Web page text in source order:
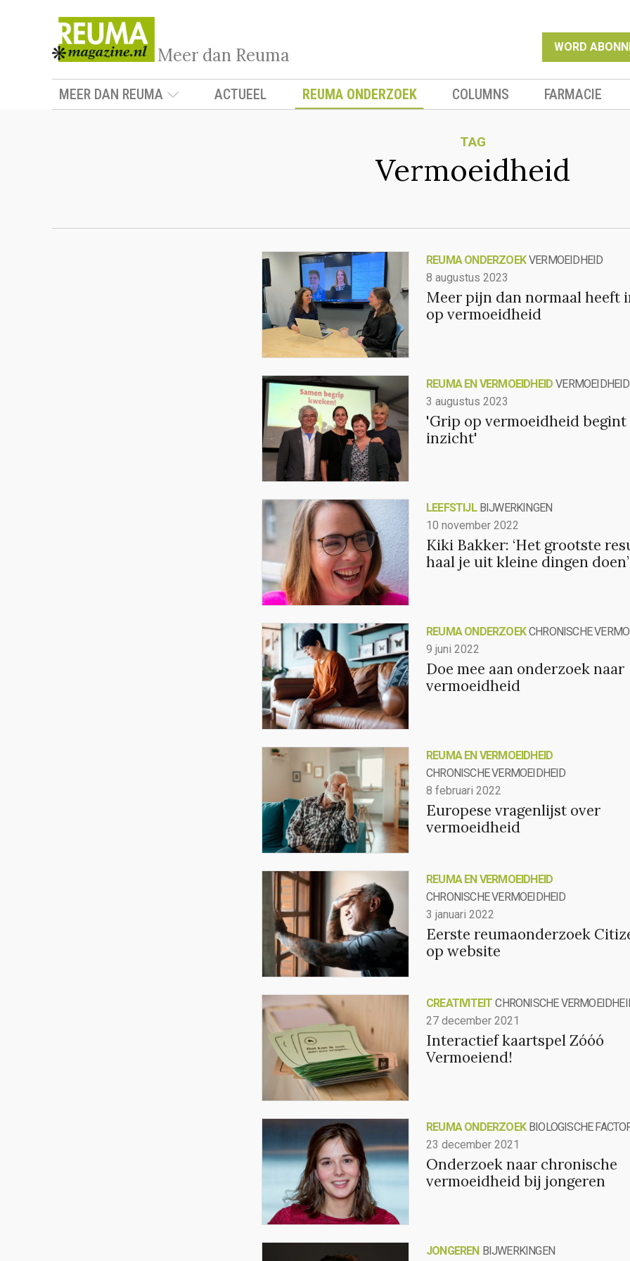
Meer dan Reuma WORD
MEER DAN REUMA ACTUEEL REUMA ONDERZOEK COLUMNS FARMACIE
TAG
Vermoeidheid
REUMA ONDERZOEK VERMOEIDHEID
8 augustus 2023
Meer pijn dan normaal heeft
op vermoeidheid
REUMA EN VERMOEIDHEID VERMOEIDHEID
3 augustus 2023
'Grip op vermoeidheid begint
inzicht'
LEEFSTIJL BIJWERKINGEN
10 november 2022
Kiki Bakker: ‘Het grootste
haal je uit kleine dingen doen’
REUMA ONDERZOEK CHRONISCHE
9 juni 2022
Doe mee aan onderzoek naar
vermoeidheid
REUMA EN VERMOEIDHEID
CHRONISCHE VERMOEIDHEID
8 februari 2022
Europese vragenlijst over
vermoeidheid
REUMA EN VERMOEIDHEID
CHRONISCHE VERMOEIDHEID
3 januari 2022
Eerste reumaonderzoek
op website
CREATIVITEIT CHRONISCHE
27 december 2021
Interactief kaartspel Zóóó
Vermoeiend!
REUMA ONDERZOEK BIOLOGISCHE
23 december 2021
Onderzoek naar chronische
vermoeidheid bij jongeren
JONGEREN BIJWERKINGEN